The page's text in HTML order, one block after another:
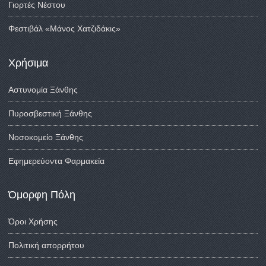
Γιορτές Νέστου
Φεστιβάλ «Μάνος Χατζιδάκις»
Χρήσιμα
Αστυνομία Ξάνθης
Πυροσβεστική Ξάνθης
Νοσοκομείο Ξάνθης
Εφημερεύοντα Φαρμακεία
Όμορφη Πόλη
Όροι Χρήσης
Πολιτική απορρήτου